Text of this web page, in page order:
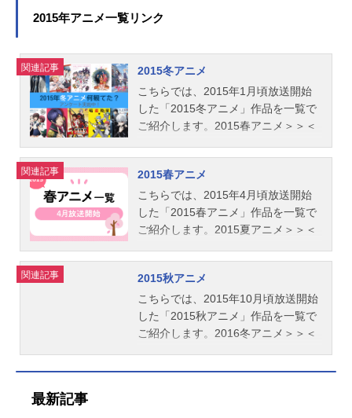
2015年アニメ一覧リンク
関連記事
2015冬アニメ
こちらでは、2015年1月頃放送開始
した「2015冬アニメ」作品を一覧で
ご紹介します。2015春アニメ＞＞＜
関連記事
2015春アニメ
こちらでは、2015年4月頃放送開始
した「2015春アニメ」作品を一覧で
ご紹介します。2015夏アニメ＞＞＜
関連記事
2015秋アニメ
こちらでは、2015年10月頃放送開始
した「2015秋アニメ」作品を一覧で
ご紹介します。2016冬アニメ＞＞＜
最新記事